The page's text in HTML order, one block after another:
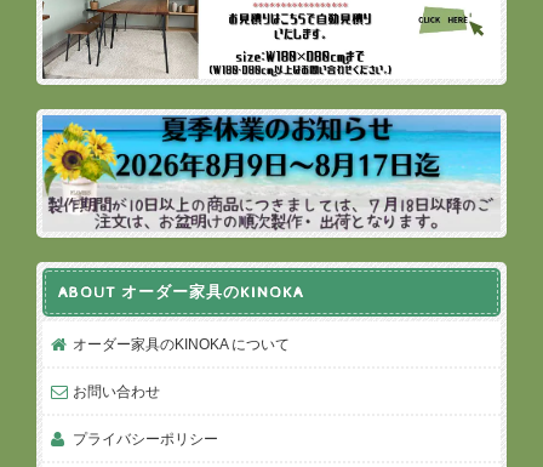
ABOUT オーダー家具のKINOKA
オーダー家具のKINOKA について
お問い合わせ
プライバシーポリシー